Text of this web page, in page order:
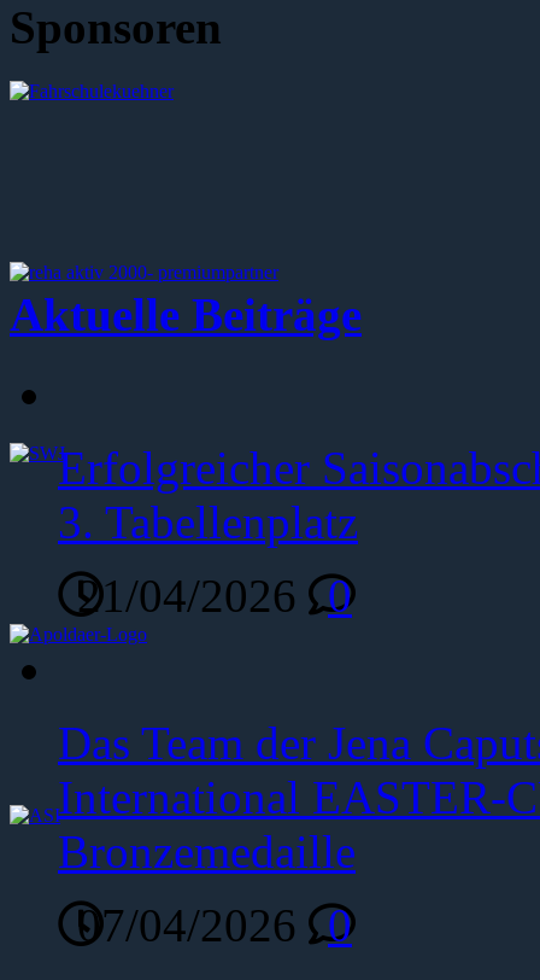
Sponsoren
Aktuelle Beiträge
Erfolgreicher
3. Tabellenplatz
21/04/2026
0
Das Team der Jena
International EASTER-
Bronzemedaille
07/04/2026
0